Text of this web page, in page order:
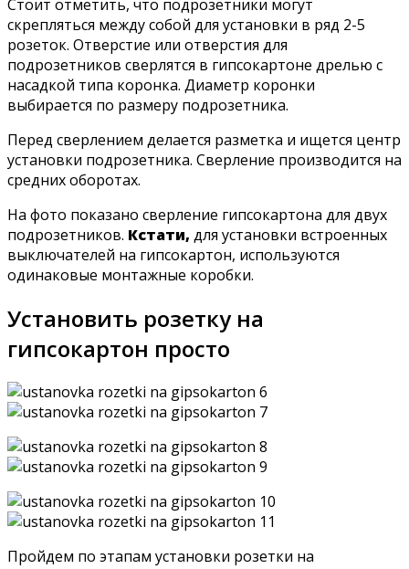
Стоит отметить, что подрозетники могут
скрепляться между собой для установки в ряд 2-5
розеток. Отверстие или отверстия для
подрозетников сверлятся в гипсокартоне дрелью с
насадкой типа коронка. Диаметр коронки
выбирается по размеру подрозетника.
Перед сверлением делается разметка и ищется центр
установки подрозетника. Сверление производится на
средних оборотах.
На фото показано сверление гипсокартона для двух
подрозетников. Кстати, для установки встроенных
выключателей на гипсокартон, используются
одинаковые монтажные коробки.
Установить розетку на
гипсокартон просто
Пройдем по этапам установки розетки на